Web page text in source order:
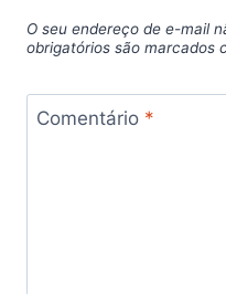
O seu endereço de e-mail
obrigatórios são marcados
Comentário *